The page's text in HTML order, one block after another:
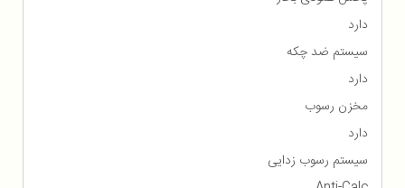
دارد
سیستم ضد چکه
دارد
مخزن رسوب
دارد
سیستم رسوب زدایی